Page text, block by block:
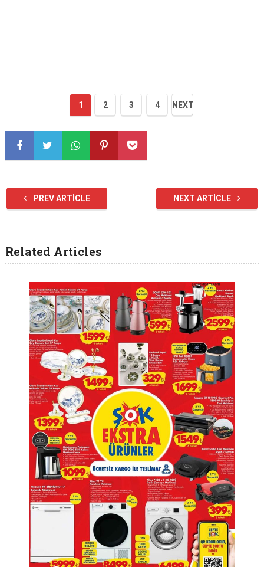
1 2 3 4 NEXT
PREV ARTICLE NEXT ARTICLE
Related Articles